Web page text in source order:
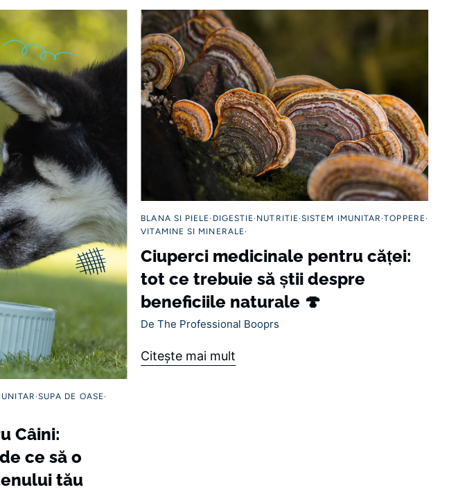
SUPA DE OASE
Câini:
ce să o
tău
BLANA SI PIELE DIGESTIE NUTRITIE SISTEM IMUNITAR TOPPERE
VITAMINE SI MINERALE
Ciuperci medicinale pentru căței:
tot ce trebuie să știi despre
beneficiile naturale 🍄
De The Professional Booprs
Citeşte mai mult